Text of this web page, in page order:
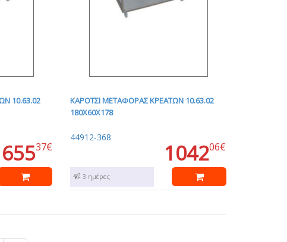
10.63.02
65537€
ΚΑΡΟΤΣΙ ΜΕΤΑΦΟΡΑΣ ΚΡΕΑΤΩΝ 10.63.02
180Χ60Χ178
44912-368
104206€
1 - 3 ημέρες